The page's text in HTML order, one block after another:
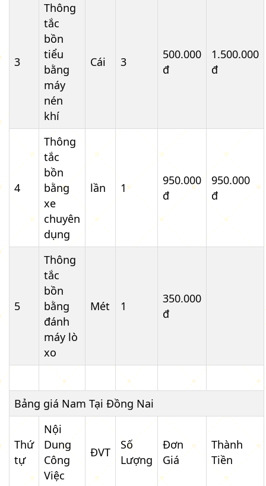
3
Thông
tắc
bồn
tiểu
bằng
máy
nén
khí
Cái 3
500.000
đ
1.500.000
đ
4
Thông
tắc
bồn
bằng
xe
chuyên
dụng
lần 1
950.000
đ
950.000
đ
5
Thông
tắc
bồn
bằng
đánh
máy lò
xo
Mét 1
350.000
đ
Bảng giá Nam Tại Đồng Nai
Thứ
tự
Nội
Dung
Công
Việc
ĐVT
Số
Lượng
Đơn
Giá
Thành
Tiền